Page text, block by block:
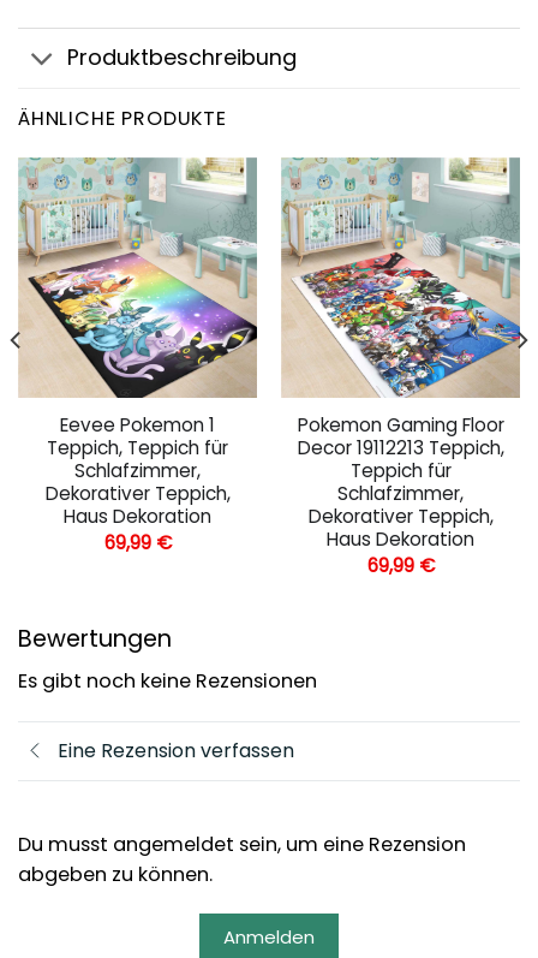
Produktbeschreibung
ÄHNLICHE PRODUKTE
Eevee Pokemon 1
Teppich, Teppich für
Schlafzimmer,
Dekorativer Teppich,
Haus Dekoration
69,99 €
Pokemon Gaming Floor
Decor 19112213 Teppich,
Teppich für
Schlafzimmer,
Dekorativer Teppich,
Haus Dekoration
69,99 €
Bewertungen
Es gibt noch keine Rezensionen
Eine Rezension verfassen
Du musst angemeldet sein, um eine Rezension
abgeben zu können.
Anmelden